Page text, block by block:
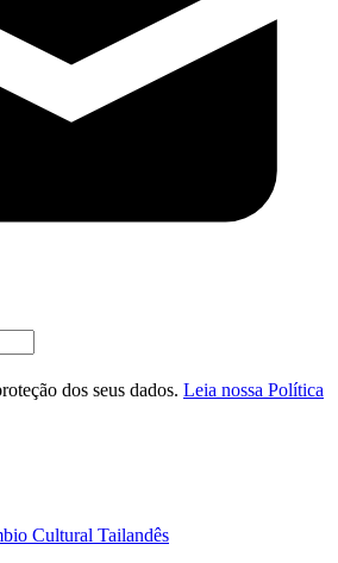
dos seus dados. Leia nossa Política
Cultural Tailandês